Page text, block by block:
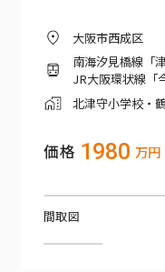
大阪市西成区
南海汐見橋線「
JR大阪環状線「
北津守小学校・
価格 1980 万円
間取図